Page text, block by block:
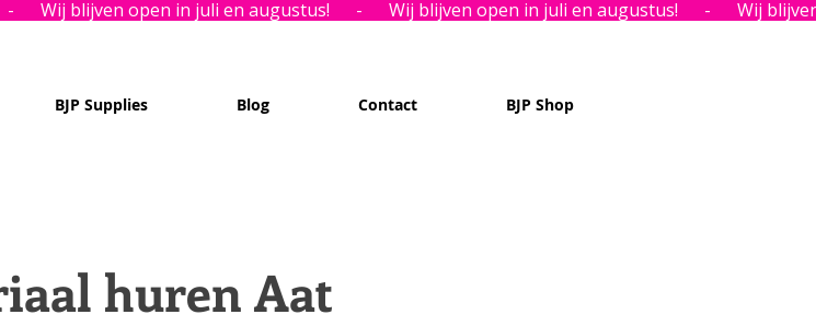
BJP Supplies Blog Contact BJP Shop
huren Aat